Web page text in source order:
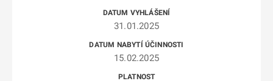
31.01.2025
15.02.2025